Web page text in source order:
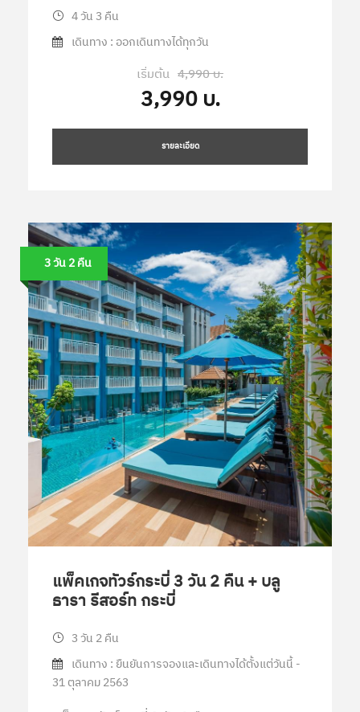
4 วัน 3 คืน
เดินทาง : ออกเดินทางได้ทุกวัน
เริ่มต้น 4,990 บ.
3,990 บ.
รายละเอียด
3 วัน 2 คืน
แพ็คเกจทัวร์กระบี่ 3 วัน 2 คืน + บลู
ธารา รีสอร์ท กระบี่
3 วัน 2 คืน
เดินทาง : ยืนยันการจองและเดินทางได้ตั้งแต่วันนี้ -
31 ตุลาคม 2563